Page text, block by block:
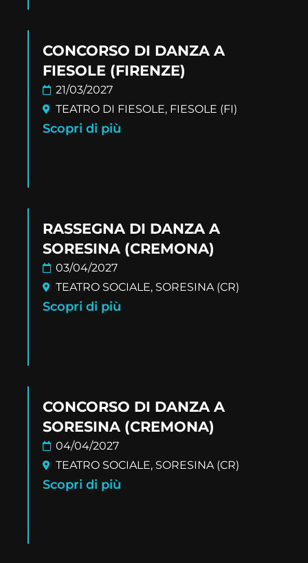
CONCORSO DI DANZA A
FIESOLE (FIRENZE)
21/03/2027
TEATRO DI FIESOLE, FIESOLE (FI)
Scopri di più
RASSEGNA DI DANZA A
SORESINA (CREMONA)
03/04/2027
TEATRO SOCIALE, SORESINA (CR)
Scopri di più
CONCORSO DI DANZA A
SORESINA (CREMONA)
04/04/2027
TEATRO SOCIALE, SORESINA (CR)
Scopri di più